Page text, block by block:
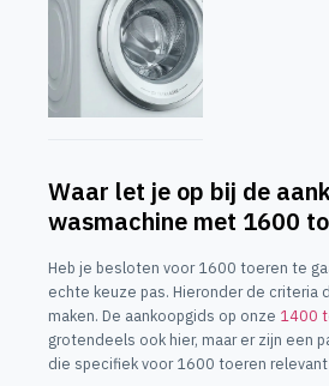
Waar let je op bij de
wasmachine met 1600
Heb je besloten voor 1600 toeren te
echte keuze pas. Hieronder de criteria
maken. De aankoopgids op onze 1400
grotendeels ook hier, maar er zijn een
die specifiek voor 1600 toeren relevant